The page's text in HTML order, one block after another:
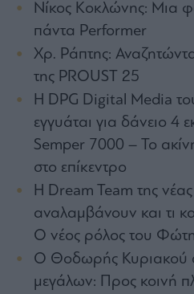
Συνεντεύξεις
Les
Bons
Vivants
Auto
Life
Style
Υγεία
Architecture
Νίκος Κοκλώνης: Μια
πάντα Performer
Χρ. Ράπτης:
της PROUST 25
Η DPG Digital Media
εγγυάται για δάνειο 4
Semper 7000 – Το
στο επίκεντρο
Η Dream Team της
αναλαμβάνουν και τι
Ο νέος ρόλος του
Ο Θοδωρής Κυριακού
μεγάλων: Προς κοινή